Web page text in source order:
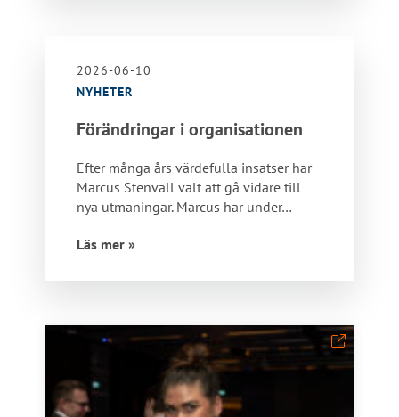
2026-06-10
NYHETER
Förändringar i organisationen
Efter många års värdefulla insatser har
Marcus Stenvall valt att gå vidare till
nya utmaningar. Marcus har under…
Läs mer »